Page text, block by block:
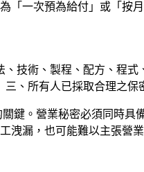
「一次預為給付」或「按
、技術、製程、配方、程
、所有人已採取合理之保
鍵。營業秘密必須同時
洩漏，也可能難以主張營